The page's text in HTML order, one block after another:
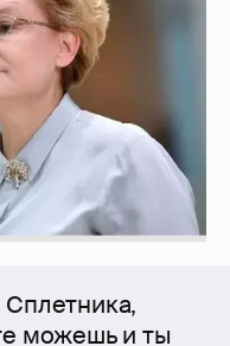
Сплетника,
можешь и ты